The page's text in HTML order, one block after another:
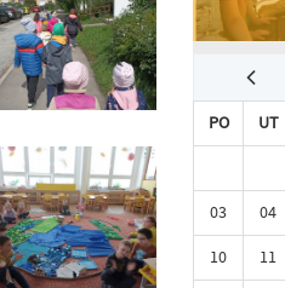
PO UT
03
04
10
11